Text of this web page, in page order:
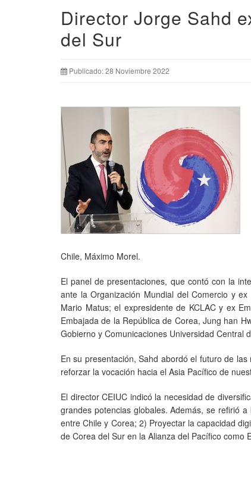
Director Jorge Sahd
del Sur
Publicado: 28 Noviembre 2022
Chile, Máximo Morel.
El panel de presentaciones, que contó con la
ante la Organización Mundial del Comercio y
Mario Matus; el expresidente de KCLAC y ex
Embajada de la República de Corea, Jung han
Gobierno y Comunicaciones Universidad Central
En su presentación, Sahd abordó el futuro de
reforzar la vocación hacia el Asia Pacífico de
El director CEIUC indicó la necesidad de
grandes potencias globales. Además, se refirió
entre Chile y Corea; 2) Proyectar la capacidad
de Corea del Sur en la Alianza del Pacífico como